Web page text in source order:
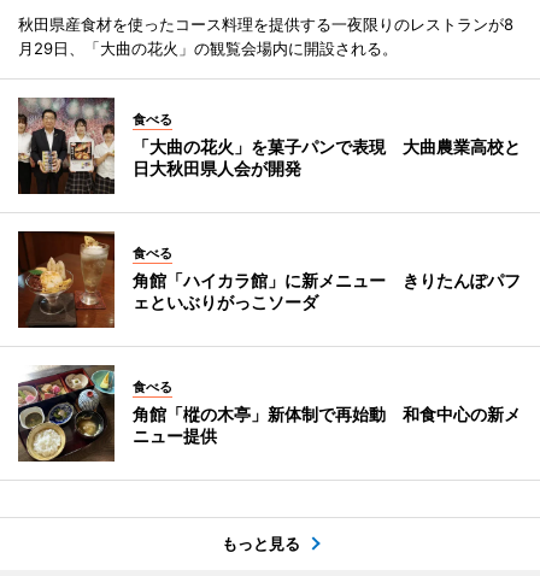
秋田県産食材を使ったコース料理を提供する一夜限りのレストランが8
月29日、「大曲の花火」の観覧会場内に開設される。
食べる
「大曲の花火」を菓子パンで表現 大曲農業高校と
日大秋田県人会が開発
食べる
角館「ハイカラ館」に新メニュー きりたんぽパフ
ェといぶりがっこソーダ
食べる
角館「樅の木亭」新体制で再始動 和食中心の新メ
ニュー提供
もっと見る